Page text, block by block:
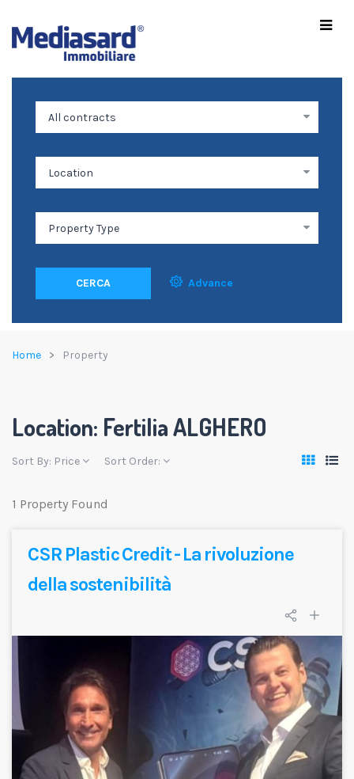
CERCA Advance
Home Property
Location: Fertilia ALGHERO
Sort By: Price Sort Order:
1 Property Found
CSR Plastic Credit - La rivoluzione
della sostenibilità